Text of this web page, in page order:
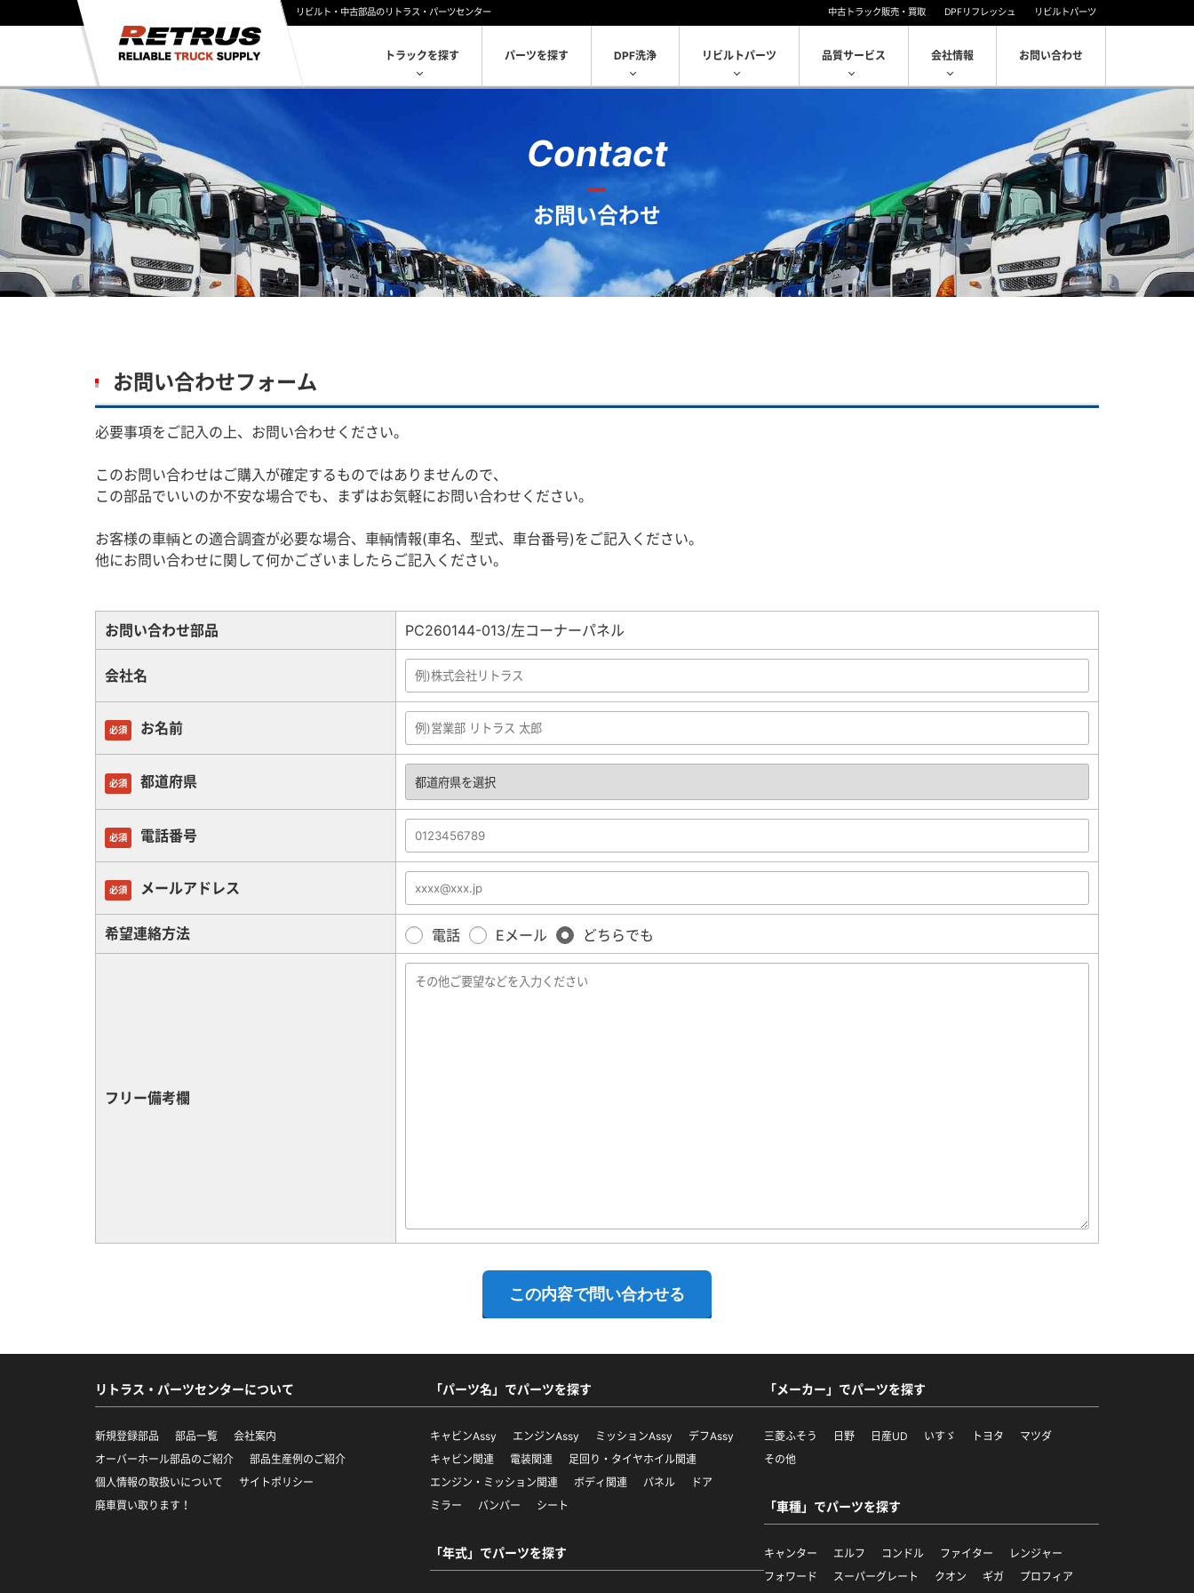
リビルト・中古部品のリトラス・パーツセンター 中古トラック販売・買取 DPFリフレッシュ リビルトパーツ
お問い合わせ
会社情報
品質サービス
リビルトパーツ
DPF洗浄
パーツを探す
トラックを探す
Contact
お問い合わせ
お問い合わせフォーム
必要事項をご記入の上、お問い合わせください。
このお問い合わせはご購入が確定するものではありませんので、
この部品でいいのか不安な場合でも、まずはお気軽にお問い合わせください。
お客様の車輌との適合調査が必要な場合、車輌情報(車名、型式、車台番号)をご記入ください。
他にお問い合わせに関して何かございましたらご記入ください。
お問い合わせ部品 PC260144-013/左コーナーパネル
会社名
必須 お名前
必須 都道府県
必須 電話番号
必須 メールアドレス
希望連絡方法 電話 Eメール どちらでも
フリー備考欄
リトラス・パーツセンターについて
新規登録部品 部品一覧
会社案内
オーバーホール部品のご紹介
部品生産例のご紹介
個人情報の取扱いについて
サイトポリシー
廃車買い取ります！
「パーツ名」でパーツを探す
キャビンAssy エンジンAssy ミッションAssy
デフAssy
キャビン関連
電装関連
足回り・タイヤホイル関連
エンジン・ミッション関連
ボディ関連 パネル
ドア
ミラー
バンパー シート
「年式」でパーツを探す
「メーカー」でパーツを探す
三菱ふそう 日野 日産UD いすゞ トヨタ
マツダ
その他
「車種」でパーツを探す
キャンター エルフ コンドル ファイター
レンジャー
フォワード
スーパーグレート クオン ギガ プロフィア